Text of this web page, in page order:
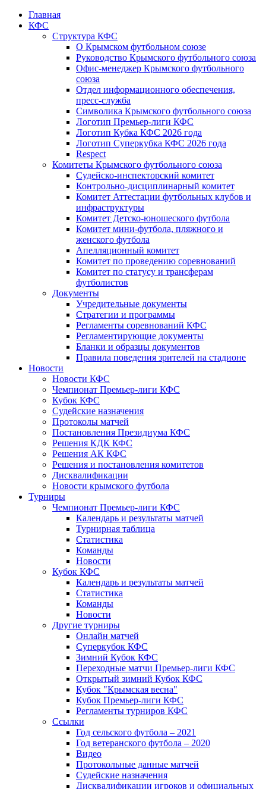
Главная
КФС
Структура КФС
О Крымском футбольном союзе
Руководство Крымского футбольного союза
Офис-менеджер Крымского футбольного
союза
Отдел информационного обеспечения,
пресс-служба
Символика Крымского футбольного союза
Логотип Премьер-лиги КФС
Логотип Кубка КФС 2026 года
Логотип Суперкубка КФС 2026 года
Respect
Комитеты Крымского футбольного союза
Судейско-инспекторский комитет
Контрольно-дисциплинарный комитет
Комитет Аттестации футбольных клубов и
инфраструктуры
Комитет Детско-юношеского футбола
Комитет мини-футбола, пляжного и
женского футбола
Апелляционный комитет
Комитет по проведению соревнований
Комитет по статусу и трансферам
футболистов
Документы
Учредительные документы
Стратегии и программы
Регламенты соревнований КФС
Регламентирующие документы
Бланки и образцы документов
Правила поведения зрителей на стадионе
Новости
Новости КФС
Чемпионат Премьер-лиги КФС
Кубок КФС
Судейские назначения
Протоколы матчей
Постановления Президиума КФС
Решения КДК КФС
Решения АК КФС
Решения и постановления комитетов
Дисквалификации
Новости крымского футбола
Турниры
Чемпионат Премьер-лиги КФС
Календарь и результаты матчей
Турнирная таблица
Статистика
Команды
Новости
Кубок КФС
Календарь и результаты матчей
Статистика
Команды
Новости
Другие турниры
Онлайн матчей
Суперкубок КФС
Зимний Кубок КФС
Переходные матчи Премьер-лиги КФС
Открытый зимний Кубок КФС
Кубок "Крымская весна"
Кубок Премьер-лиги КФС
Регламенты турниров КФС
Ссылки
Год сельского футбола – 2021
Год ветеранского футбола – 2020
Видео
Протокольные данные матчей
Судейские назначения
Дисквалификации игроков и официальных